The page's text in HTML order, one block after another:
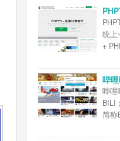
业
务
可以
表、
车
以及
路货
站办
月铁
设
统上
+
语音
小程
的软
可以
网
哔
哔哩
BILI
简称
世